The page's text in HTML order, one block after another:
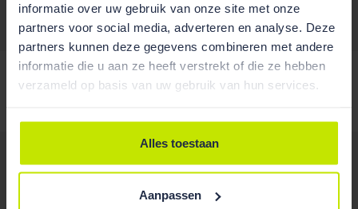
informatie over uw gebruik van onze site met onze
partners voor social media, adverteren en analyse. Deze
partners kunnen deze gegevens combineren met andere
informatie die u aan ze heeft verstrekt of die ze hebben
verzameld op basis van uw gebruik van hun services.
Alles toestaan
Aanpassen
/
Noot bij Hof Arnhem-Leeuwarden 14 februari 2023,
ECLI:NL:GHARL:2023:1307 (Belastingblad 2023/132)
ECLI:NL:GHARL:2024:6423 (Belastingblad 2025/5)
Belastingblad 2025/5